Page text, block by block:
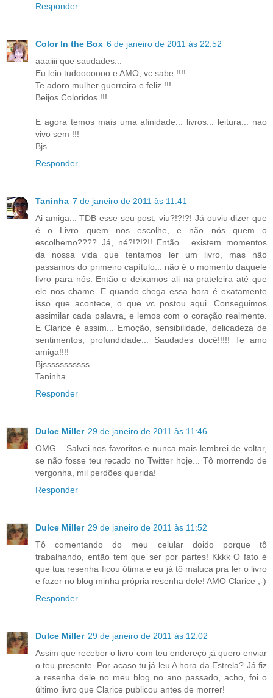
Responder
Color In the Box 6 de janeiro de 2011 às 22:52
aaaiiii que saudades...
Eu leio tudooooooo e AMO, vc sabe !!!!
Te adoro mulher guerreira e feliz !!!
Beijos Coloridos !!!
E agora temos mais uma afinidade... livros... leitura... nao
vivo sem !!!
Bjs
Responder
Taninha 7 de janeiro de 2011 às 11:41
Ai amiga... TDB esse seu post, viu?!?!?! Já ouviu dizer que
é o Livro quem nos escolhe, e não nós quem o
escolhemo???? Já, né?!?!?!! Então... existem momentos
da nossa vida que tentamos ler um livro, mas não
passamos do primeiro capítulo... não é o momento daquele
livro para nós. Então o deixamos ali na prateleira até que
ele nos chame. E quando chega essa hora é exatamente
isso que acontece, o que vc postou aqui. Conseguimos
assimilar cada palavra, e lemos com o coração realmente.
E Clarice é assim... Emoção, sensibilidade, delicadeza de
sentimentos, profundidade... Saudades docê!!!!! Te amo
amiga!!!!
Bjsssssssssss
Taninha
Responder
Dulce Miller 29 de janeiro de 2011 às 11:46
OMG... Salvei nos favoritos e nunca mais lembrei de voltar,
se não fosse teu recado no Twitter hoje... Tô morrendo de
vergonha, mil perdões querida!
Responder
Dulce Miller 29 de janeiro de 2011 às 11:52
Tô comentando do meu celular doido porque tô
trabalhando, então tem que ser por partes! Kkkk O fato é
que tua resenha ficou ótima e eu já tô maluca pra ler o livro
e fazer no blog minha própria resenha dele! AMO Clarice ;-)
Responder
Dulce Miller 29 de janeiro de 2011 às 12:02
Assim que receber o livro com teu endereço já quero enviar
o teu presente. Por acaso tu já leu A hora da Estrela? Já fiz
a resenha dele no meu blog no ano passado, acho, foi o
último livro que Clarice publicou antes de morrer!